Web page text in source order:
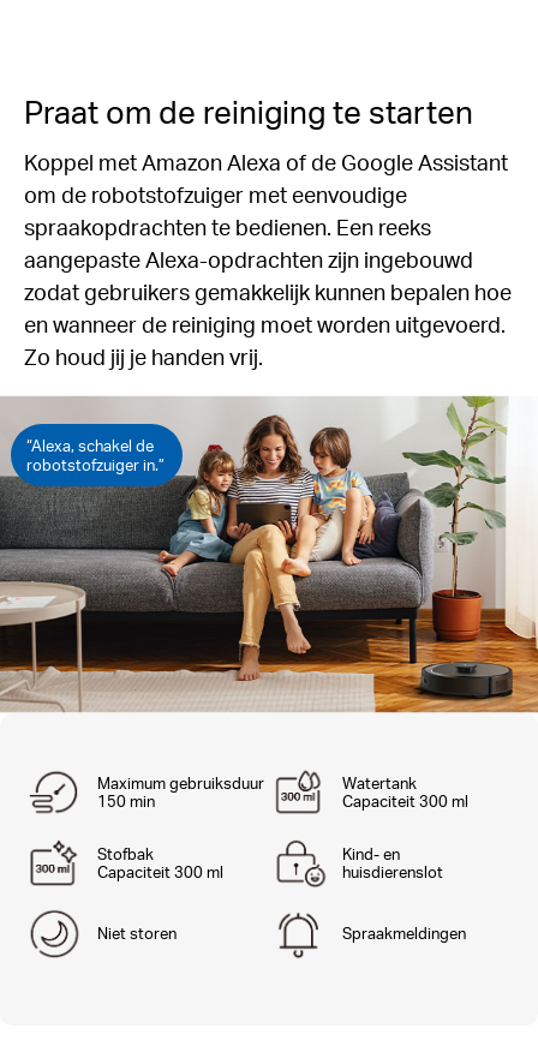
Praat om de reiniging te starten
Koppel met Amazon Alexa of de Google Assistant
om de robotstofzuiger met eenvoudige
spraakopdrachten te bedienen. Een reeks
aangepaste Alexa-opdrachten zijn ingebouwd
zodat gebruikers gemakkelijk kunnen bepalen hoe
en wanneer de reiniging moet worden uitgevoerd.
Zo houd jij je handen vrij.
“Alexa, schakel de
robotstofzuiger in.”
Maximum gebruiksduur
150 min
Watertank
Capaciteit 300 ml
Stofbak
Capaciteit 300 ml
Kind- en
huisdierenslot
Niet storen Spraakmeldingen